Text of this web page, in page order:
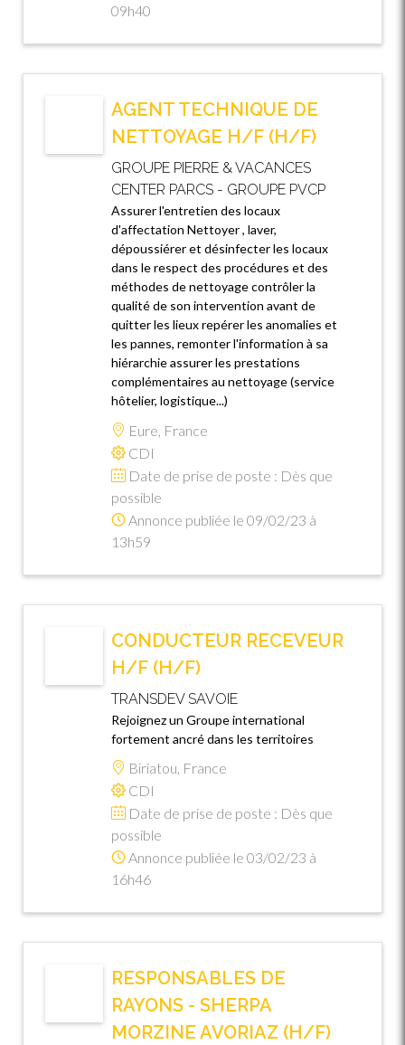
09h40
AGENT TECHNIQUE DE
NETTOYAGE H/F (H/F)
GROUPE PIERRE & VACANCES
CENTER PARCS - GROUPE PVCP
Assurer l'entretien des locaux
d'affectation Nettoyer , laver,
dépoussiérer et désinfecter les locaux
dans le respect des procédures et des
méthodes de nettoyage contrôler la
qualité de son intervention avant de
quitter les lieux repérer les anomalies et
les pannes, remonter l'information à sa
hiérarchie assurer les prestations
complémentaires au nettoyage (service
hôtelier, logistique...)
Eure, France
CDI
Date de prise de poste : Dès que
possible
Annonce publiée le 09/02/23 à
13h59
CONDUCTEUR RECEVEUR
H/F (H/F)
TRANSDEV SAVOIE
Rejoignez un Groupe international
fortement ancré dans les territoires
Biriatou, France
CDI
Date de prise de poste : Dès que
possible
Annonce publiée le 03/02/23 à
16h46
RESPONSABLES DE
RAYONS - SHERPA
MORZINE AVORIAZ (H/F)